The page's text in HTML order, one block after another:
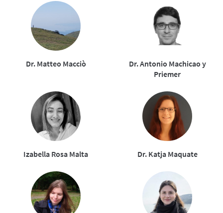
Dr. Matteo Macciò
Dr. Antonio Machicao y
Priemer
Izabella Rosa Malta Dr. Katja Maquate